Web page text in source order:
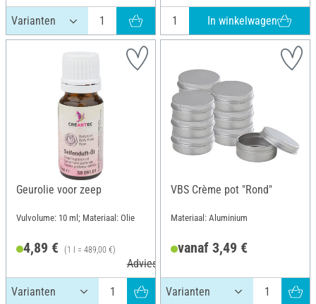
In winkelwagen
Geurolie voor zeep
Vulvolume: 10 ml; Materiaal: Olie
4,89 € (1 l = 489,00 €)
Adviesprijs 5,95 €
VBS Crème pot "Rond"
Materiaal: Aluminium
vanaf 3,49 €